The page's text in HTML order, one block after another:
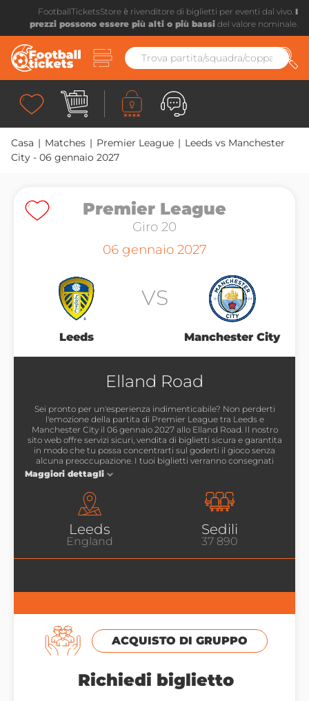
FootballTicketsStore è rivenditore di biglietti per eventi dal vivo. I
prezzi possono essere più alti o più bassi del valore nominale.
Casa | Matches | Premier League | Leeds vs Manchester
City - 06 gennaio 2027
Premier League
Giro 20
06 gennaio 2027
Leeds
VS
Manchester City
Elland Road
Sei pronto per un'esperienza indimenticabile? Non perderti
l'emozione della partita di Premier League tra Leeds e
Manchester City il 06 gennaio 2027 allo Elland Road. Il nostro
sito web offre servizi sicuri, vendita di biglietti sicura e garantita
in modo che tu possa concentrarti sul goderti il ​​gioco senza
alcuna preoccupazione. I tuoi biglietti verranno consegnati
direttamente alla tua email, semplificando l'accesso al gioco
Maggiori dettagli
Leeds
England
Sedili
37 890
ACQUISTO DI GRUPPO
Richiedi biglietto
Premier League
Giro 20
Leeds Manchester City
06 gennaio 20:00
Leeds
England
Elland Road
37 890 sedili